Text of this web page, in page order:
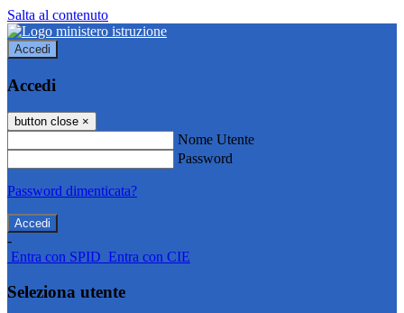
Salta al contenuto
Accedi
Accedi
button close ×
Nome Utente
Password
Password dimenticata?
-
Entra con SPID Entra con CIE
Seleziona utente